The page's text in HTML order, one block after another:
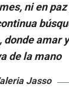
ni en
donde amar
de la mano
Jasso